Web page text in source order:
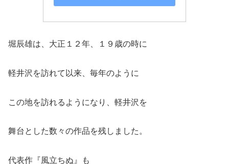
堀辰雄は、大正１２年、１９歳の時に
軽井沢を訪れて以来、毎年のように
この地を訪れるようになり、軽井沢を
舞台とした数々の作品を残しました。
代表作『風立ちぬ』も